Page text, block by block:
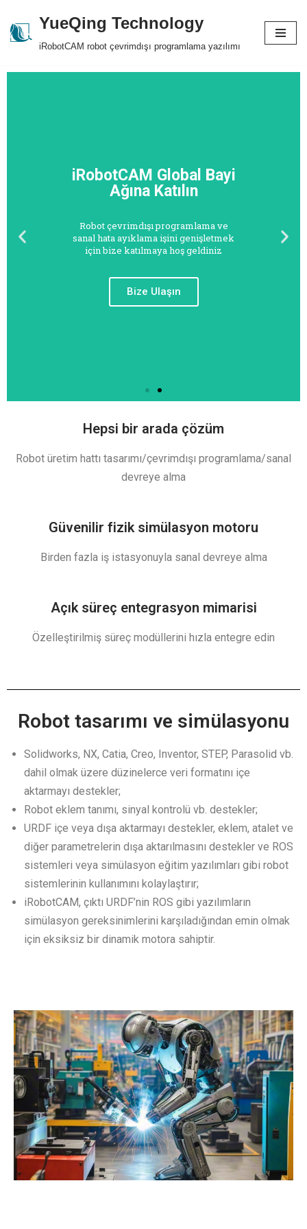
Skip
content
YueQing Technology
iRobotCAM robot çevrimdışı programlama yazılımı
iRobotCAM Global Bayi
Ağına Katılın
Robot çevrimdışı programlama ve
sanal hata ayıklama işini genişletmek
için bize katılmaya hoş geldiniz
Bize Ulaşın
Hepsi bir arada çözüm
Robot üretim hattı tasarımı/çevrimdışı programlama/sanal
devreye alma
Güvenilir fizik simülasyon motoru
Birden fazla iş istasyonuyla sanal devreye alma
Açık süreç entegrasyon mimarisi
Özelleştirilmiş süreç modüllerini hızla entegre edin
Robot tasarımı ve simülasyonu
Solidworks, NX, Catia, Creo, Inventor, STEP, Parasolid vb.
dahil olmak üzere düzinelerce veri formatını içe
aktarmayı destekler;
Robot eklem tanımı, sinyal kontrolü vb. destekler;
URDF içe veya dışa aktarmayı destekler, eklem, atalet ve
diğer parametrelerin dışa aktarılmasını destekler ve ROS
sistemleri veya simülasyon eğitim yazılımları gibi robot
sistemlerinin kullanımını kolaylaştırır;
iRobotCAM, çıktı URDF’nin ROS gibi yazılımların
simülasyon gereksinimlerini karşıladığından emin olmak
için eksiksiz bir dinamik motora sahiptir.